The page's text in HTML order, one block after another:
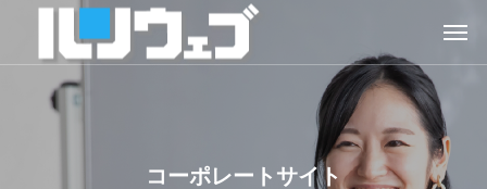
コーポレートサイト